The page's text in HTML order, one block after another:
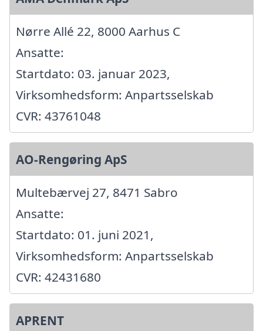
Nørre Allé 22, 8000 Aarhus C
Ansatte:
Startdato: 03. januar 2023,
Virksomhedsform: Anpartsselskab
CVR: 43761048
AO-Rengøring ApS
Multebærvej 27, 8471 Sabro
Ansatte:
Startdato: 01. juni 2021,
Virksomhedsform: Anpartsselskab
CVR: 42431680
APRENT